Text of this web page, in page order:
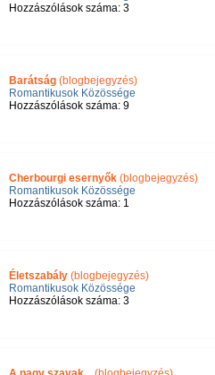
Hozzászólások száma: 3
Barátság(blogbejegyzés)
Romantikusok Közössége
Hozzászólások száma: 9
Cherbourgi esernyők(blogbejegyzés)
Romantikusok Közössége
Hozzászólások száma: 1
Életszabály(blogbejegyzés)
Romantikusok Közössége
Hozzászólások száma: 3